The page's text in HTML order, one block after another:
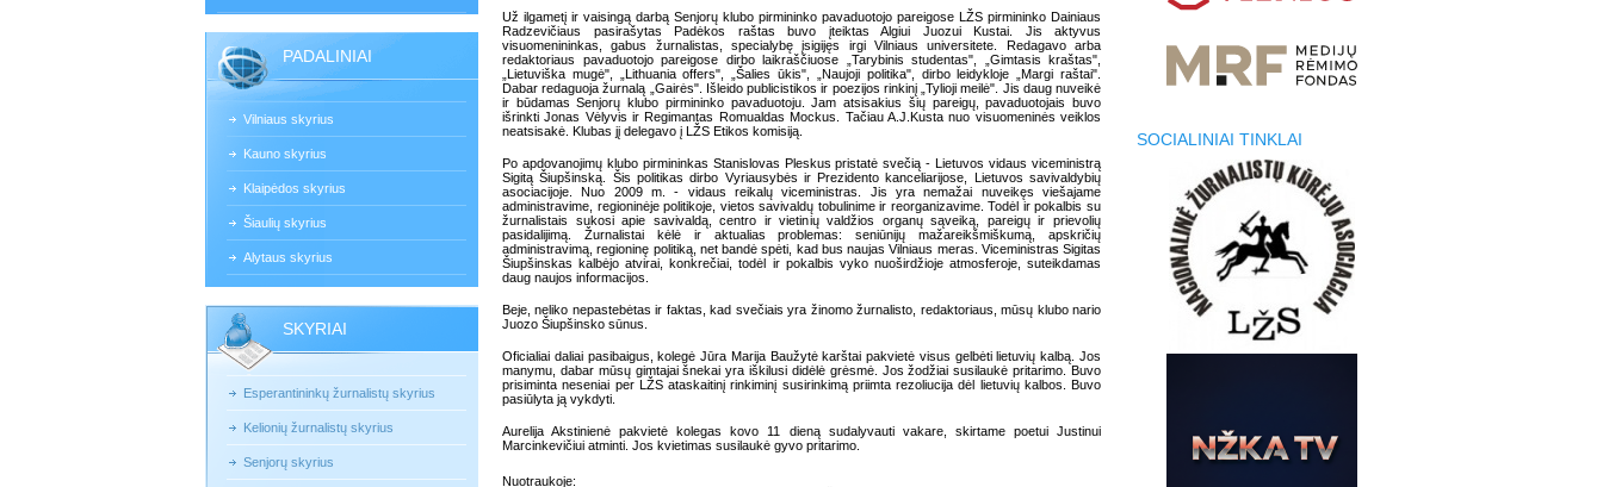
PADALINIAI
Vilniaus skyrius
Kauno skyrius
Klaipėdos skyrius
Šiaulių skyrius
Alytaus skyrius
SKYRIAI
Esperantininkų žurnalistų skyrius
Kelionių žurnalistų skyrius
Senjorų skyrius
Už ilgametį ir vaisingą darbą Senjorų klubo pirmininko pavaduotojo pareigose LŽS pirmininko Dainiaus
Radzevičiaus pasirašytas Padėkos raštas buvo įteiktas Algiui Juozui Kustai. Jis aktyvus
visuomenininkas, gabus žurnalistas, specialybę įsigijęs irgi Vilniaus universitete. Redagavo arba
redaktoriaus pavaduotojo pareigose dirbo laikraščiuose „Tarybinis studentas", „Gimtasis kraštas",
„Lietuviška mugė", „Lithuania offers", „Šalies ūkis", „Naujoji politika", dirbo leidykloje „Margi raštai".
Dabar redaguoja žurnalą „Gairės". Išleido publicistikos ir poezijos rinkinį „Tylioji meilė". Jis daug nuveikė
ir būdamas Senjorų klubo pirmininko pavaduotoju. Jam atsisakius šių pareigų, pavaduotojais buvo
išrinkti Jonas Vėlyvis ir Regimantas Romualdas Mockus. Tačiau A.J.Kusta nuo visuomeninės veiklos
neatsisakė. Klubas jį delegavo į LŽS Etikos komisiją.
Po apdovanojimų klubo pirmininkas Stanislovas Pleskus pristatė svečią - Lietuvos vidaus viceministrą
Sigitą Šiupšinską. Šis politikas dirbo Vyriausybės ir Prezidento kanceliarijose, Lietuvos savivaldybių
asociacijoje. Nuo 2009 m. - vidaus reikalų viceministras. Jis yra nemažai nuveikęs viešajame
administravime, regioninėje politikoje, vietos savivaldų tobulinime ir reorganizavime. Todėl ir pokalbis su
žurnalistais sukosi apie savivaldą, centro ir vietinių valdžios organų sąveiką, pareigų ir prievolių
pasidalijimą. Žurnalistai kėlė ir aktualias problemas: seniūnijų mažareikšmiškumą, apskričių
administravimą, regioninę politiką, net bandė spėti, kad bus naujas Vilniaus meras. Viceministras Sigitas
Šiupšinskas kalbėjo atvirai, konkrečiai, todėl ir pokalbis vyko nuoširdžioje atmosferoje, suteikdamas
daug naujos informacijos.
Beje, neliko nepastebėtas ir faktas, kad svečiais yra žinomo žurnalisto, redaktoriaus, mūsų klubo nario
Juozo Šiupšinsko sūnus.
Oficialiai daliai pasibaigus, kolegė Jūra Marija Baužytė karštai pakvietė visus gelbėti lietuvių kalbą. Jos
manymu, dabar mūsų gimtajai šnekai yra iškilusi didėlė grėsmė. Jos žodžiai susilaukė pritarimo. Buvo
prisiminta neseniai per LŽS ataskaitinį rinkiminį susirinkimą priimta rezoliucija dėl lietuvių kalbos. Buvo
pasiūlyta ją vykdyti.
Aurelija Akstinienė pakvietė kolegas kovo 11 dieną sudalyvauti vakare, skirtame poetui Justinui
Marcinkevičiui atminti. Jos kvietimas susilaukė gyvo pritarimo.
Nuotraukoje:
SOCIALINIAI TINKLAI